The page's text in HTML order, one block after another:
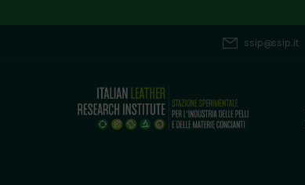
ssip@ssip.it